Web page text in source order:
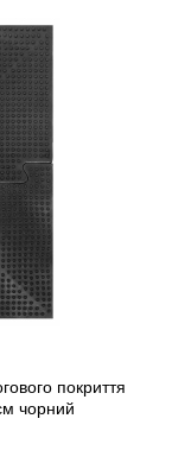
покриття
чорний